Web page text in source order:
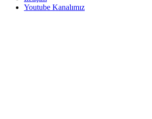
Youtube Kanalımız